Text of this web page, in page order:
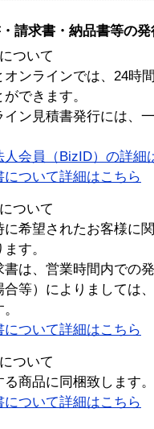
請求書・納品書等の
ついて
オンラインでは、24時
できます。
ン見積書発行には、
人会員（BizID）の詳細
について詳細はこちら
ついて
に希望されたお客様に
す。
書は、営業時間内での
合等）によりましては
について詳細はこちら
ついて
る商品に同梱致します。
について詳細はこちら